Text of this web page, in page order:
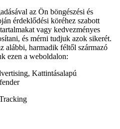
az Ön böngészési és
érdeklődési köréhez szabott
vagy kedvezményes
és mérni tudjuk azok sikerét.
alábbi, harmadik féltől származó
ezen a weboldalon:
Kattintásalapú